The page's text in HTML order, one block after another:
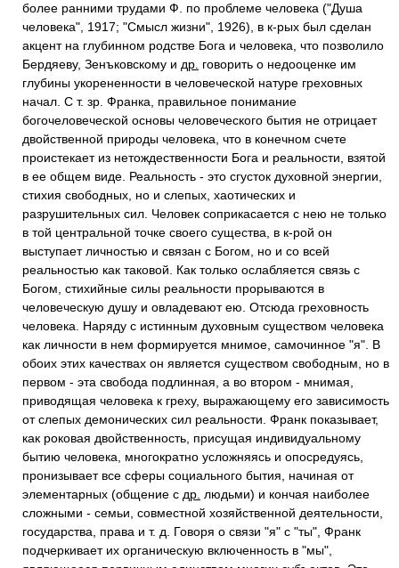
более ранними трудами Ф. по проблеме человека ("Душа
человека", 1917; "Смысл жизни", 1926), в к-рых был сделан
акцент на глубинном родстве Бога и человека, что позволило
Бердяеву, Зенъковскому и др. говорить о недооценке им
глубины укорененности в человеческой натуре греховных
начал. С т. зр. Франка, правильное понимание
богочеловеческой основы человеческого бытия не отрицает
двойственной природы человека, что в конечном счете
проистекает из нетождественности Бога и реальности, взятой
в ее общем виде. Реальность - это сгусток духовной энергии,
стихия свободных, но и слепых, хаотических и
разрушительных сил. Человек соприкасается с нею не только
в той центральной точке своего существа, в к-рой он
выступает личностью и связан с Богом, но и со всей
реальностью как таковой. Как только ослабляется связь с
Богом, стихийные силы реальности прорываются в
человеческую душу и овладевают ею. Отсюда греховность
человека. Наряду с истинным духовным существом человека
как личности в нем формируется мнимое, самочинное "я". В
обоих этих качествах он является существом свободным, но в
первом - эта свобода подлинная, а во втором - мнимая,
приводящая человека к греху, выражающему его зависимость
от слепых демонических сил реальности. Франк показывает,
как роковая двойственность, присущая индивидуальному
бытию человека, многократно усложняясь и опосредуясь,
пронизывает все сферы социального бытия, начиная от
элементарных (общение с др. людьми) и кончая наиболее
сложными - семьи, совместной хозяйственной деятельности,
государства, права и т. д. Говоря о связи "я" с "ты", Франк
подчеркивает их органическую включенность в "мы",